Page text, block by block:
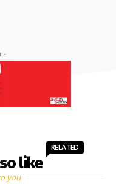
-
like
RELATED
you